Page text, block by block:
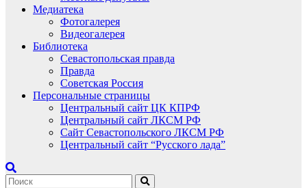
Медиатека
Фотогалерея
Видеогалерея
Библиотека
Севастопольская правда
Правда
Советская Россия
Персональные страницы
Центральный сайт ЦК КПРФ
Центральный сайт ЛКСМ РФ
Сайт Севастопольского ЛКСМ РФ
Центральный сайт “Русского лада”